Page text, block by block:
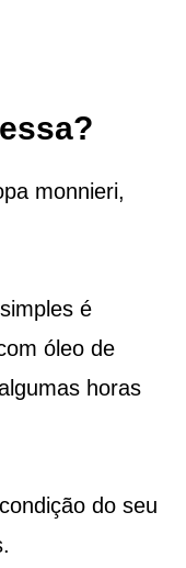
monnieri,
é
óleo de
horas
do seu